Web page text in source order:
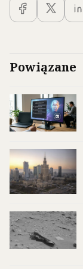
Powiązane